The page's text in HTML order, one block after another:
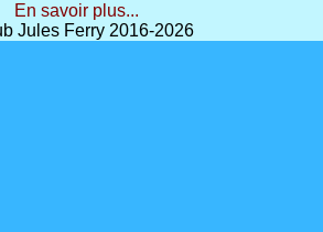
En savoir plus...
Jules Ferry 2016-2026